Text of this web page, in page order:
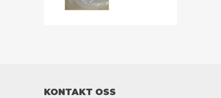
KONTAKT OSS